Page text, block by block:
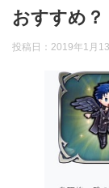
おすすめ？
投稿日： 2019年1月